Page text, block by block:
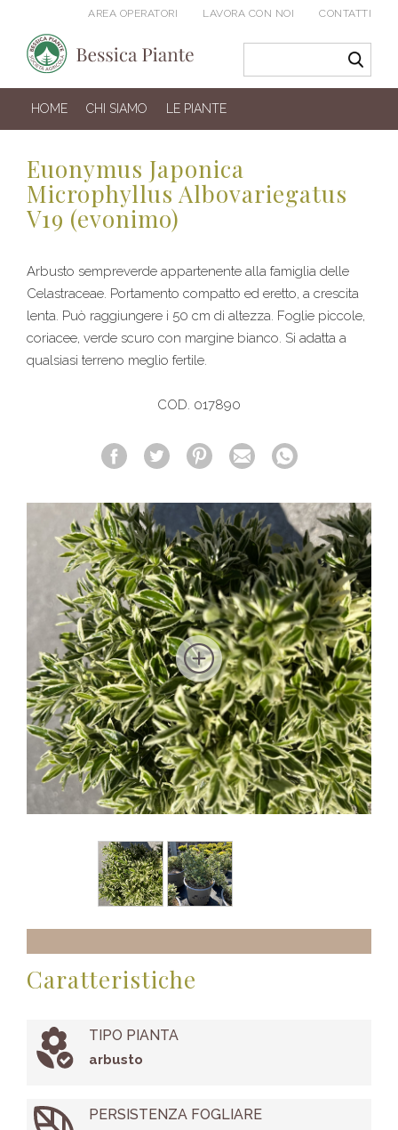
AREA OPERATORI LAVORA CON NOI CONTATTI
HOME CHI SIAMO LE PIANTE
Euonymus Japonica
Microphyllus Albovariegatus
V19 (evonimo)
Arbusto sempreverde appartenente alla famiglia delle
Celastraceae. Portamento compatto ed eretto, a crescita
lenta. Può raggiungere i 50 cm di altezza. Foglie piccole,
coriacee, verde scuro con margine bianco. Si adatta a
qualsiasi terreno meglio fertile.
COD. 017890
Caratteristiche
TIPO PIANTA
arbusto
PERSISTENZA FOGLIARE